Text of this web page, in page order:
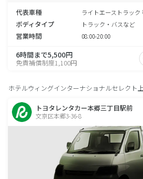
代表車種 ライトエーストラック
ボディタイプ トラック・バスなど
営業時間 08:00-20:00
6時間まで5,500円
免責補償制度1,100円
ホテルウィングインターナショナルセレクト
トヨタレンタカー本郷三丁目駅前
文京区本郷3-36-8